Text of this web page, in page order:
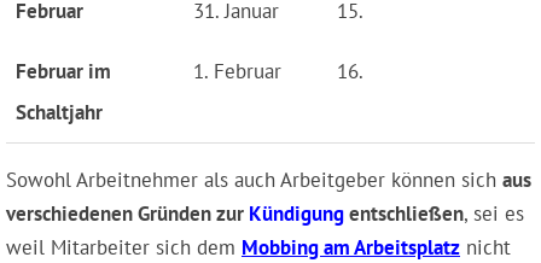
Februar 31. Januar 15.
Februar im
Schaltjahr
1. Februar 16.
Sowohl Arbeitnehmer als auch Arbeitgeber können sich aus
verschiedenen Gründen zur Kündigungentschließen, sei es
weil Mitarbeiter sich dem Mobbing am Arbeitsplatz nicht